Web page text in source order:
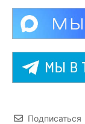
Подписаться